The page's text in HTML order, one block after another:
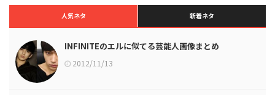
人気ネタ 新着ネタ
INFINITEのエルに似てる芸能人画像まとめ
2012/11/13